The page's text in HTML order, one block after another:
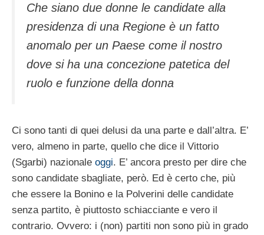
Che siano due donne le candidate alla
presidenza di una Regione è un fatto
anomalo per un Paese come il nostro
dove si ha una concezione patetica del
ruolo e funzione della donna
Ci sono tanti di quei delusi da una parte e dall’altra. E’
vero, almeno in parte, quello che dice il Vittorio
(Sgarbi) nazionale oggi. E’ ancora presto per dire che
sono candidate sbagliate, però. Ed è certo che, più
che essere la Bonino e la Polverini delle candidate
senza partito, è piuttosto schiacciante e vero il
contrario. Ovvero: i (non) partiti non sono più in grado